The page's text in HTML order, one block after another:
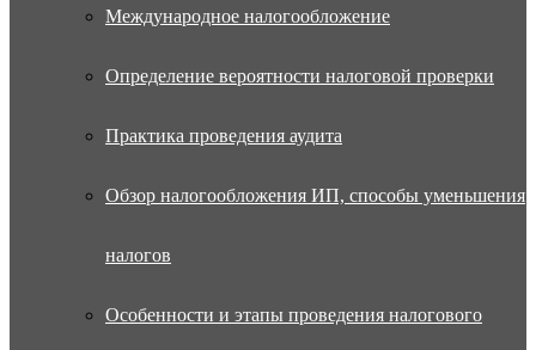
Международное налогообложение
Определение вероятности налоговой проверки
Практика проведения аудита
Обзор налогообложения ИП, способы уменьшения
налогов
Особенности и этапы проведения налогового